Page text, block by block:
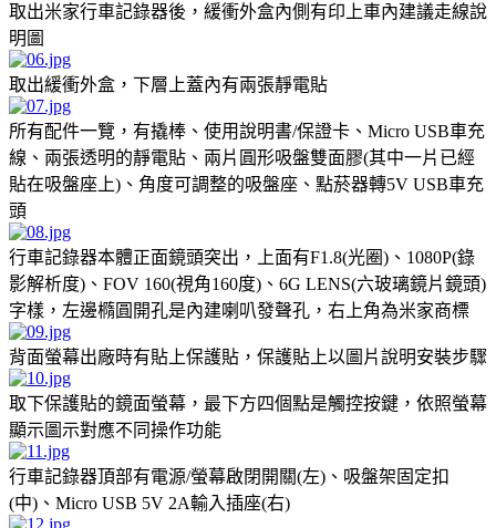
取出米家行車記錄器後，緩衝外盒內側有印上車內建議走線說
明圖
取出緩衝外盒，下層上蓋內有兩張靜電貼
所有配件一覽，有撬棒、使用說明書/保證卡、Micro USB車充
線、兩張透明的靜電貼、兩片圓形吸盤雙面膠(其中一片已經
貼在吸盤座上)、角度可調整的吸盤座、點菸器轉5V USB車充
頭
行車記錄器本體正面鏡頭突出，上面有F1.8(光圈)、1080P(錄
影解析度)、FOV 160(視角160度)、6G LENS(六玻璃鏡片鏡頭)
字樣，左邊橢圓開孔是內建喇叭發聲孔，右上角為米家商標
背面螢幕出廠時有貼上保護貼，保護貼上以圖片說明安裝步驟
取下保護貼的鏡面螢幕，最下方四個點是觸控按鍵，依照螢幕
顯示圖示對應不同操作功能
行車記錄器頂部有電源/螢幕啟閉開關(左)、吸盤架固定扣
(中)、Micro USB 5V 2A輸入插座(右)